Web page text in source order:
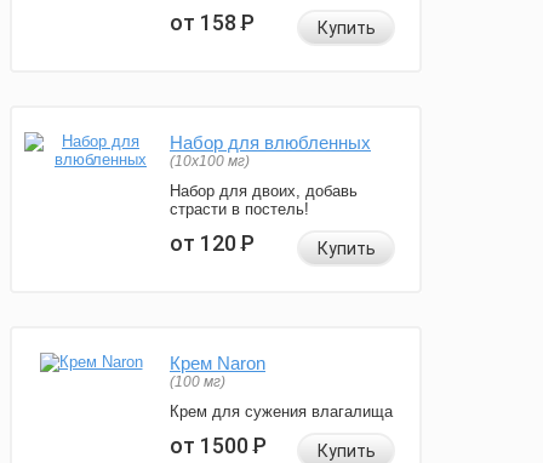
от 158Р Купить
Набор для влюбленных
(10х100 мг)
Набор для двоих, добавь
страсти в постель!
от 120Р Купить
Крем Naron
(100 мг)
Крем для сужения влагалища
от 1500Р Купить